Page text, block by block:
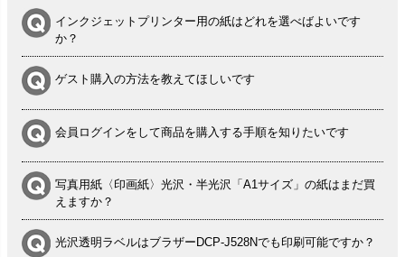
インクジェットプリンター用の紙はどれを選べばよいです
か？
ゲスト購入の方法を教えてほしいです
会員ログインをして商品を購入する手順を知りたいです
写真用紙〈印画紙〉光沢・半光沢「A1サイズ」の紙はまだ買
えますか？
光沢透明ラベルはブラザーDCP-J528Nでも印刷可能ですか？